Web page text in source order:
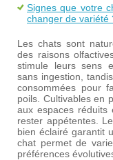
Signes que votre
changer de variété
Les chats sont
des raisons
stimule leurs sens
sans ingestion,
consommées pour
poils. Cultivables en
aux espaces réduits
rester appétentes.
bien éclairé garantit
chat permet de
préférences